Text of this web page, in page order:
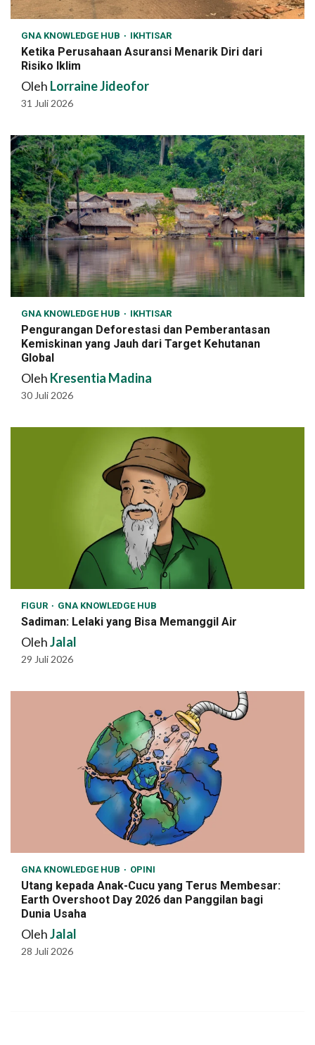
GNA KNOWLEDGE HUB IKHTISAR
Ketika Perusahaan Asuransi Menarik Diri dari
Risiko Iklim
Oleh Lorraine Jideofor
31 Juli 2026
GNA KNOWLEDGE HUB IKHTISAR
Pengurangan Deforestasi dan Pemberantasan
Kemiskinan yang Jauh dari Target Kehutanan
Global
Oleh Kresentia Madina
30 Juli 2026
FIGUR GNA KNOWLEDGE HUB
Sadiman: Lelaki yang Bisa Memanggil Air
OlehJalal
29 Juli 2026
GNA KNOWLEDGE HUB OPINI
Utang kepada Anak-Cucu yang Terus Membesar:
Earth Overshoot Day 2026 dan Panggilan bagi
Dunia Usaha
OlehJalal
28 Juli 2026